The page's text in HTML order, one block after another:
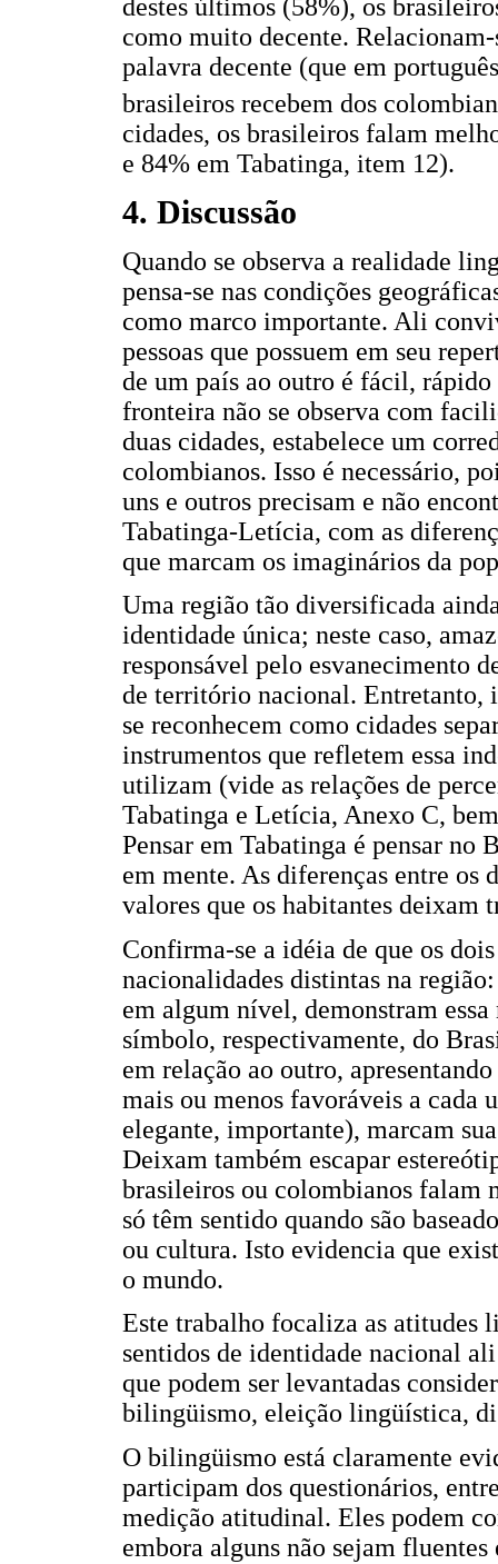
destes últimos (58%), os
como muito decente.
palavra decente (que em
brasileiros recebem dos
cidades, os brasileiros falam
e 84% em Tabatinga, item 12).
4. Discussão
Quando se observa a realidade
pensa-se nas condições
como marco importante. Ali
pessoas que possuem em seu
de um país ao outro é fácil,
fronteira não se observa com
duas cidades, estabelece um
colombianos. Isso é necessário,
uns e outros precisam e não
Tabatinga-Letícia, com as
que marcam os imaginários da
Uma região tão diversificada
identidade única; neste caso,
responsável pelo esvanecimento
de território nacional. Entretanto,
se reconhecem como cidades
instrumentos que refletem essa
utilizam (vide as relações de
Tabatinga e Letícia, Anexo C,
Pensar em Tabatinga é pensar
em mente. As diferenças entre os
valores que os habitantes deixam
Confirma-se a idéia de que os
nacionalidades distintas na
em algum nível, demonstram
símbolo, respectivamente, do
em relação ao outro,
mais ou menos favoráveis a cada
elegante, importante), marcam
Deixam também escapar
brasileiros ou colombianos falam
só têm sentido quando são
ou cultura. Isto evidencia que
o mundo.
Este trabalho focaliza as atitudes
sentidos de identidade nacional
que podem ser levantadas
bilingüismo, eleição lingüística,
O bilingüismo está claramente
participam dos questionários,
medição atitudinal. Eles podem
embora alguns não sejam fluentes